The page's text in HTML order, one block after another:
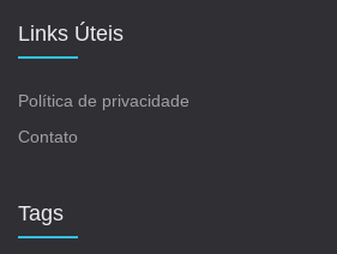
Links Úteis
Política de privacidade
Contato
Tags